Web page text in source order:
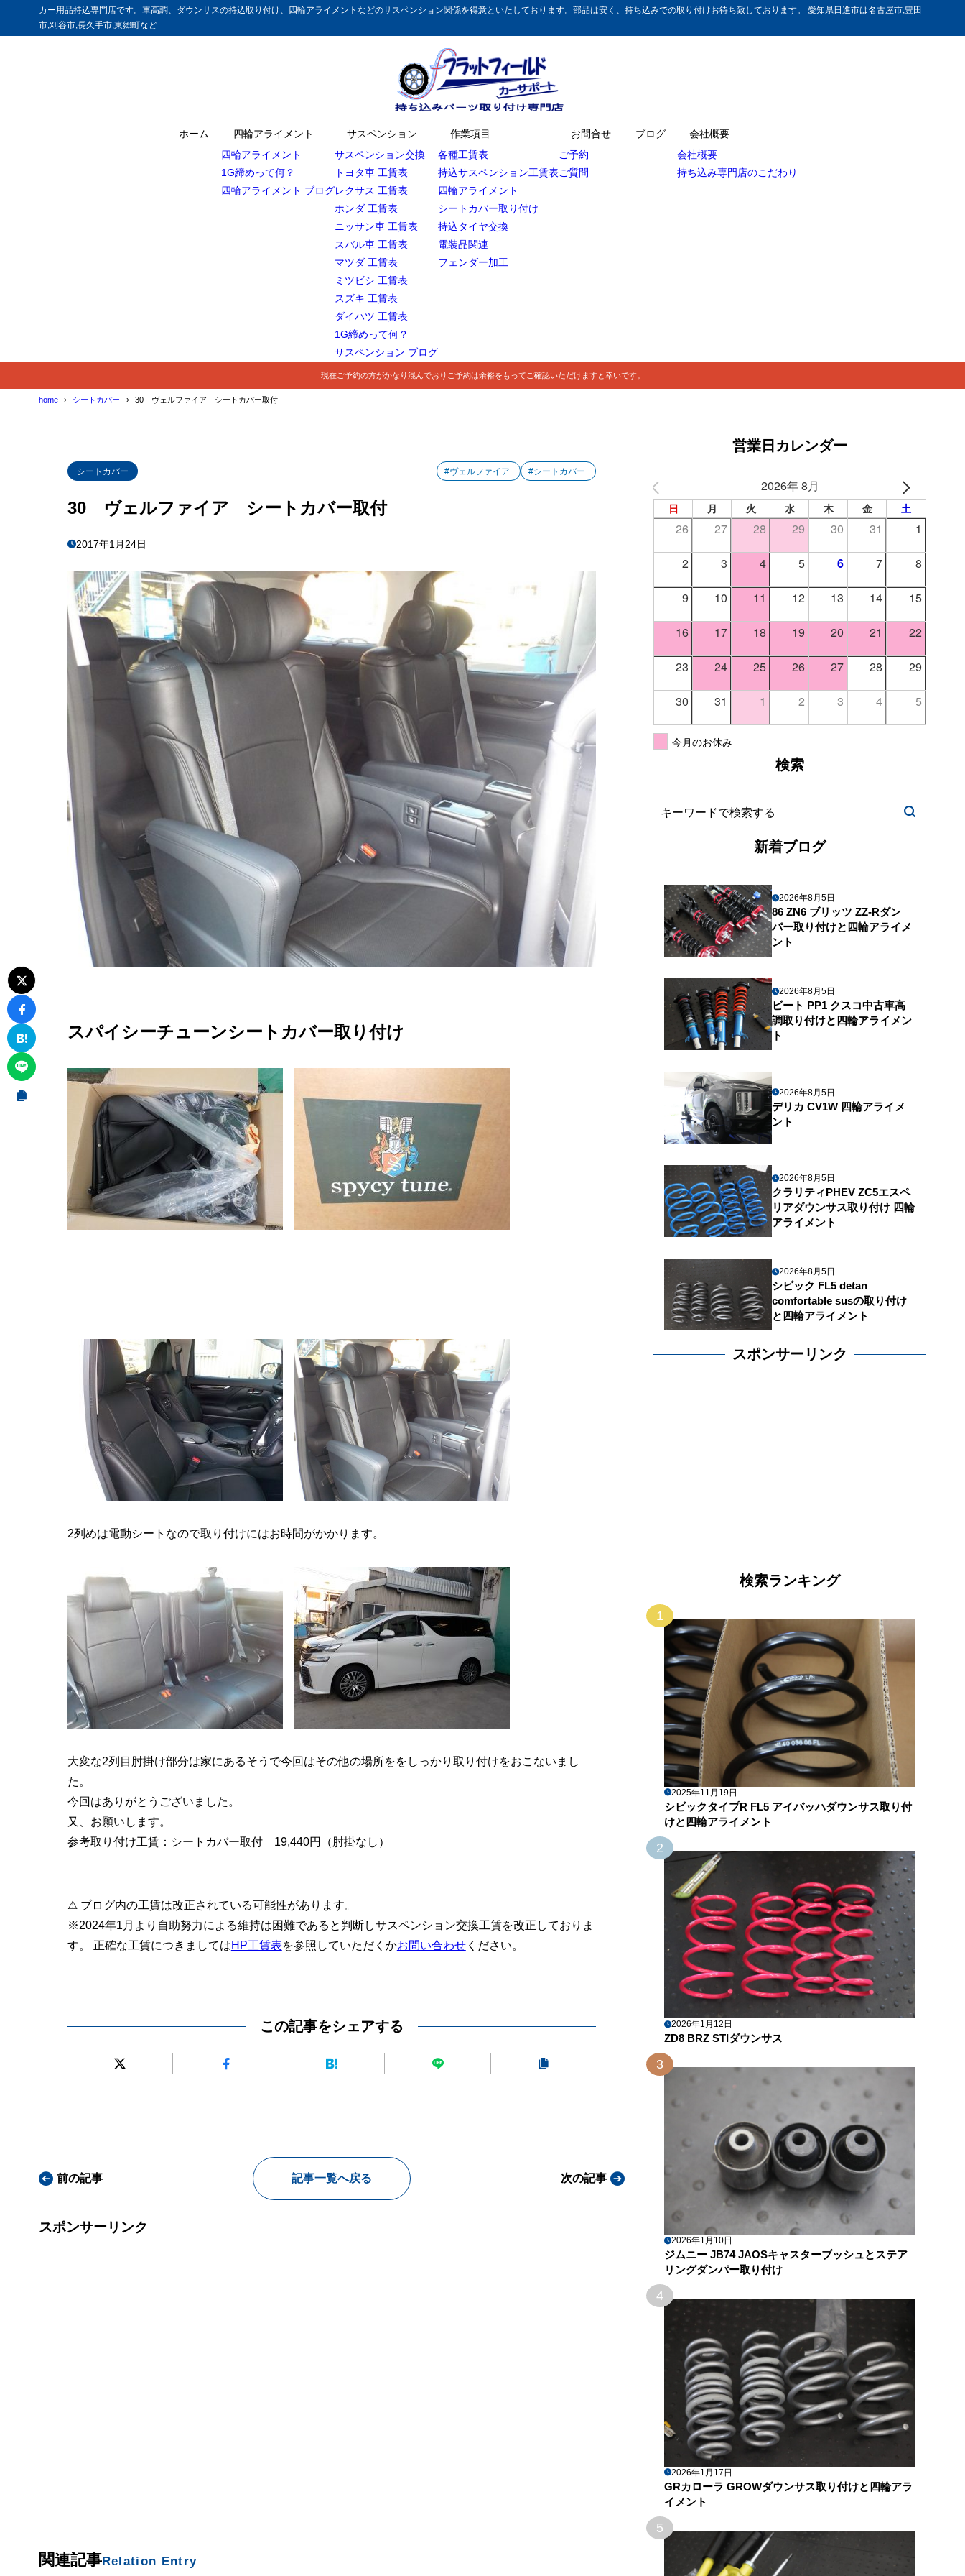
カー用品持込専門店です。車高調、ダウンサスの持込取り付け、四輪アライメントなどのサスペンション関係を得意といたしております。部品は安く、持ち込みでの取り付けお待ち致しております。 愛知県日進市は名古屋市,豊田
市,刈谷市,長久手市,東郷町など
ホーム
四輪アライメント
四輪アライメント
1G締めって何？
四輪アライメント ブログ
サスペンション
サスペンション交換
トヨタ車 工賃表
レクサス 工賃表
ホンダ 工賃表
ニッサン車 工賃表
スバル車 工賃表
マツダ 工賃表
ミツビシ 工賃表
スズキ 工賃表
ダイハツ 工賃表
1G締めって何？
サスペンション ブログ
作業項目
各種工賃表
持込サスペンション工賃表
四輪アライメント
シートカバー取り付け
持込タイヤ交換
電装品関連
フェンダー加工
お問合せ
ご予約
ご質問
ブログ
会社概要
会社概要
持ち込み専門店のこだわり
現在ご予約の方がかなり混んでおりご予約は余裕をもってご確認いただけますと幸いです。
home シートカバー 30 ヴェルファイア シートカバー取付
シートカバー #ヴェルファイア #シートカバー
30 ヴェルファイア シートカバー取付
2017年1月24日
スパイシーチューンシートカバー取り付け
2列めは電動シートなので取り付けにはお時間がかかります。
大変な2列目肘掛け部分は家にあるそうで今回はその他の場所ををしっかり取り付けをおこないまし
た。
今回はありがとうございました。
又、お願いします。
参考取り付け工賃：シートカバー取付 19,440円（肘掛なし）
⚠ ブログ内の工賃は改正されている可能性があります。
※2024年1月より自助努力による維持は困難であると判断しサスペンション交換工賃を改正しておりま
す。 正確な工賃につきましてはHP工賃表を参照していただくかお問い合わせください。
この記事をシェアする
前の記事 記事一覧へ戻る 次の記事
スポンサーリンク
関連記事Relation Entry
営業日カレンダー
2026年 8月
日 月 火 水 木 金 土
26 27 28 29 30 31 1
2 3 4 5 6 7 8
9 10 11 12 13 14 15
16 17 18 19 20 21 22
23 24 25 26 27 28 29
30 31 1 2 3 4 5
今月のお休み
検索
新着ブログ
2026年8月5日
86 ZN6 ブリッツ ZZ-Rダン
パー取り付けと四輪アライメ
ント
2026年8月5日
ビート PP1 クスコ中古車高
調取り付けと四輪アライメン
ト
2026年8月5日
デリカ CV1W 四輪アライメ
ント
2026年8月5日
クラリティPHEV ZC5エスペ
リアダウンサス取り付け 四輪
アライメント
2026年8月5日
シビック FL5 detan
comfortable susの取り付け
と四輪アライメント
スポンサーリンク
検索ランキング
1
2025年11月19日
シビックタイプR FL5 アイバッハダウンサス取り付
けと四輪アライメント
2
2026年1月12日
ZD8 BRZ STIダウンサス
3
2026年1月10日
ジムニー JB74 JAOSキャスターブッシュとステア
リングダンパー取り付け
4
2026年1月17日
GRカローラ GROWダウンサス取り付けと四輪アラ
イメント
5